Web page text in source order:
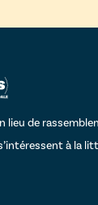
lieu de
à la